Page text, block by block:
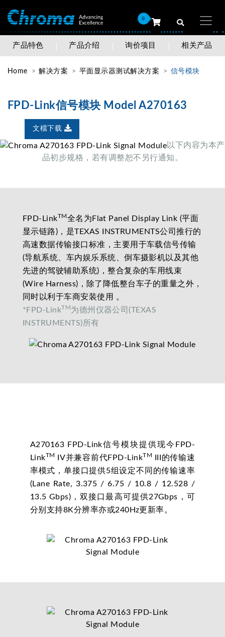
0
产品特色 产品介绍 询价项目 相关产品
Home 解决方案 平面显示器测试解决方案 信号模块
FPD-Link信号模块 Model A270163
文檔下载
以下内容为本产
品初步规格，若有调整恕不另行通知。
FPD-LinkTM全名为Flat Panel Display Link (平面
显示链路)，是TEXAS INSTRUMENTS公司推行的
高速数据传输接口标准，主要用于车载信号传输
(导航系统、车内娱乐系统、倒车摄影机以及其他
先进的驾驶辅助系统)，整合复杂的车用线束
(Wire Harness)，除了降低整台车子的重量之外，
同时以利于车商安装使用 。
*FPD-LinkTM为德州仪器公司(TEXAS
INSTRUMENTS)所有
A270163 FPD-Link信号模块提供现今FPD-
LinkTM IV并兼容前代FPD-LinkTM
III的传输速
率模式，单接口提供5组设定不同的传输速率
(Lane Rate, 3.375 / 6.75 / 10.8 / 12.528 /
13.5 Gbps)，双接口最高可提供27Gbps，可
分别支持8K分辨率亦或240Hz更新率。